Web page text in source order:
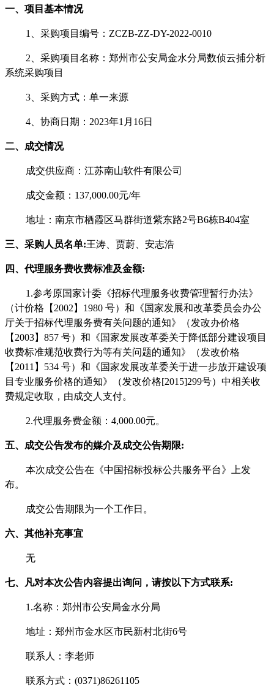
一、 项目基本情况
1、采购项目编号： ZCZB-ZZ-DY-2022-0010
2、采购项目名称： 郑州市公安局金水分局数侦云捕分析
系统采购项目
3、采购方式： 单一来源
4、协商日期： 2023年1 月 16日
二、 成交情况
成交供应商：江苏南山软件有限公司
成交金额： 137,000.00元/年
地址：南京市栖霞区马群街道紫东路2号B6栋B404室
三、 采购人员名单:王涛 、贾蔚、安志浩
四、代理服务费收费标准及金额:
1.参考原国家计委《招标代理服务收费管理暂行办法》
（计价格【 2002】1980 号）和《国家发展和改革委员会办公
厅关于招标代理服务费有关问题的通知》（发改办价格
【2003】857 号）和《国家发展改革委关于降低部分建设项目
收费标准规范收费行为等有关问题的通知》（发改价格
【2011】534 号）和《国家发展改革委关于进一步放开建设项
目专业服务价格的通知》（发改价格[2015]299号）中相关收
费规定收取 ，由成交人支付。
2.代理服务费金额： 4,000.00元。
五、 成交公告发布的媒介及成交公告期限:
本次成交公告在 《中国招标投标公共服务平台》
上发
布。
成交公告期限为一个工作日。
六、 其他补充事宜
无
七、 凡对本次公告内容提出询问，请按以下方式联系:
1.名称：郑州市公安局金水分局
地址：郑州市金水区市民新村北街6号
联系人：李老师
联系方式： (0371)86261105